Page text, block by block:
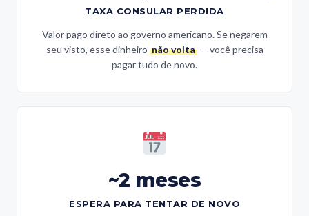
TAXA CONSULAR PERDIDA
Valor pago direto ao governo americano. Se negarem
seu visto, esse dinheiro não volta— você precisa
pagar tudo de novo.
~2 meses
ESPERA PARA TENTAR DE NOVO